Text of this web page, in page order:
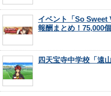
イベント「So Sweet
報酬まとめ！75,000
四天宝寺中学校「遠